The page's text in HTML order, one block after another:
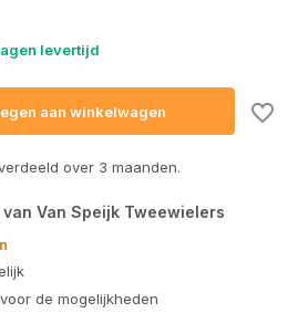
levertijd
aan winkelwagen
over 3 maanden.
Van Speijk Tweewielers
de mogelijkheden